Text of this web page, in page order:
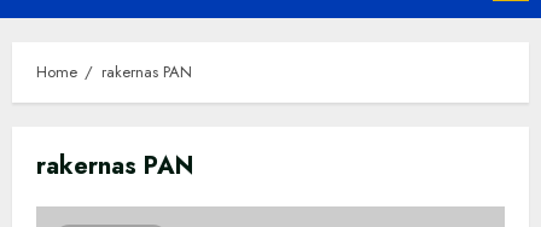
Menu
Home rakernas PAN
rakernas PAN